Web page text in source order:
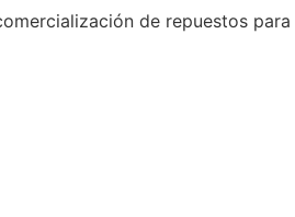
de repuestos